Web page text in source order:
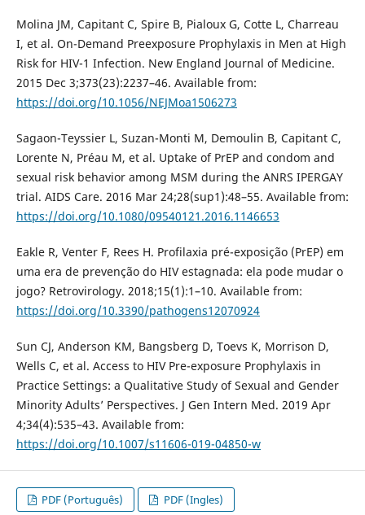
Molina JM, Capitant C, Spire B, Pialoux G, Cotte L, Charreau
I, et al. On-Demand Preexposure Prophylaxis in Men at High
Risk for HIV-1 Infection. New England Journal of Medicine.
2015 Dec 3;373(23):2237–46. Available from:
https://doi.org/10.1056/NEJMoa1506273
Sagaon-Teyssier L, Suzan-Monti M, Demoulin B, Capitant C,
Lorente N, Préau M, et al. Uptake of PrEP and condom and
sexual risk behavior among MSM during the ANRS IPERGAY
trial. AIDS Care. 2016 Mar 24;28(sup1):48–55. Available from:
https://doi.org/10.1080/09540121.2016.1146653
Eakle R, Venter F, Rees H. Profilaxia pré-exposição (PrEP) em
uma era de prevenção do HIV estagnada: ela pode mudar o
jogo? Retrovirology. 2018;15(1):1–10. Available from:
https://doi.org/10.3390/pathogens12070924
Sun CJ, Anderson KM, Bangsberg D, Toevs K, Morrison D,
Wells C, et al. Access to HIV Pre-exposure Prophylaxis in
Practice Settings: a Qualitative Study of Sexual and Gender
Minority Adults’ Perspectives. J Gen Intern Med. 2019 Apr
4;34(4):535–43. Available from:
https://doi.org/10.1007/s11606-019-04850-w
PDF (Português) PDF (Ingles)